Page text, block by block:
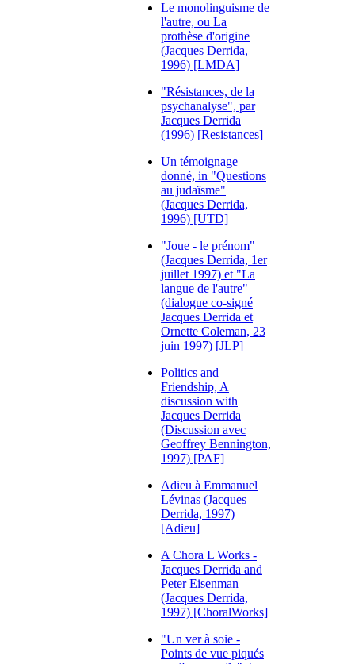
Le monolinguisme de
l'autre, ou La
prothèse d'origine
(Jacques Derrida,
1996) [LMDA]
"Résistances, de la
psychanalyse", par
Jacques Derrida
(1996) [Resistances]
Un témoignage
donné, in "Questions
au judaïsme"
(Jacques Derrida,
1996) [UTD]
"Joue - le prénom"
(Jacques Derrida, 1er
juillet 1997) et "La
langue de l'autre"
(dialogue co-signé
Jacques Derrida et
Ornette Coleman, 23
juin 1997) [JLP]
Politics and
Friendship, A
discussion with
Jacques Derrida
(Discussion avec
Geoffrey Bennington,
1997) [PAF]
Adieu à Emmanuel
Lévinas (Jacques
Derrida, 1997)
[Adieu]
A Chora L Works -
Jacques Derrida and
Peter Eisenman
(Jacques Derrida,
1997) [ChoralWorks]
"Un ver à soie -
Points de vue piqués